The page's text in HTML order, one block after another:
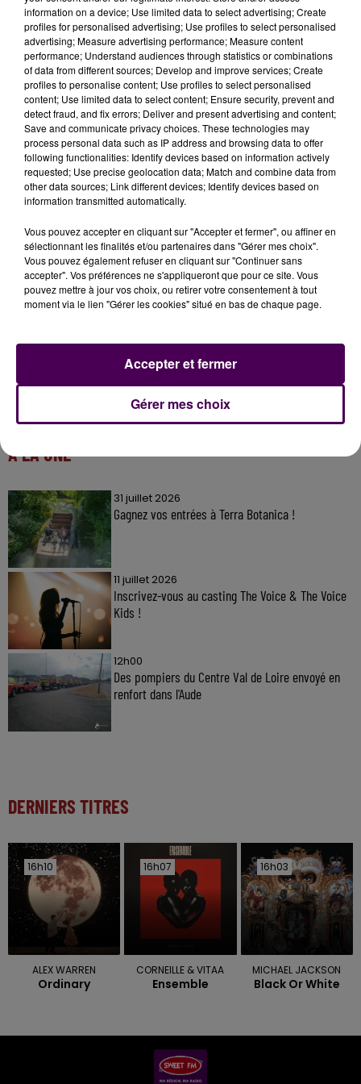
Concrètement, la création d’une halte à cet endroit
s’appuie sur la proximité de l’hôpital et de l’université,
la présence d’une ligne de tram, l’accessibilité directe
en train pour les voyageurs circulant sur les lignes Le
Mans – Alençon, Le Mans - Laval et Le Mans -
Château-du-Loir, mais aussi l’utilisation des
infrastructures existantes pour traverser la voie
ferrée en sécurité : passerelle pour piétons au nord et
passage souterrain avenue Rubillard au sud.
Les observations sur le projet sont à transmettre via
programmée au Mans, salle Pierre-Perret, rue
Averroes, le mardi 2 octobre à partir de 18h30.
À LA UNE
31 juillet 2026
Gagnez vos entrées à Terra Botanica !
11 juillet 2026
Inscrivez-vous au casting The Voice & The Voice
Kids !
12h00
Des pompiers du Centre Val de Loire envoyé en
renfort dans l'Aude
DERNIERS TITRES
16h10
16h10
ALEX WARREN
Ordinary
16h07
16h07
CORNEILLE & VITAA
Ensemble
16h03
16h03
MICHAEL JACKSON
Black Or White
information on a device; Use limited data to select advertising; Create
profiles for personalised advertising; Use profiles to select personalised
advertising; Measure advertising performance; Measure content
performance; Understand audiences through statistics or combinations
of data from different sources; Develop and improve services; Create
profiles to personalise content; Use profiles to select personalised
content; Use limited data to select content; Ensure security, prevent and
detect fraud, and fix errors; Deliver and present advertising and content;
Save and communicate privacy choices. These technologies may
process personal data such as IP address and browsing data to offer
following functionalities: Identify devices based on information actively
requested; Use precise geolocation data; Match and combine data from
other data sources; Link different devices; Identify devices based on
information transmitted automatically.
Vous pouvez accepter en cliquant sur "Accepter et fermer", ou affiner en
sélectionnant les finalités et/ou partenaires dans "Gérer mes choix".
Vous pouvez également refuser en cliquant sur "Continuer sans
accepter". Vos préférences ne s'appliqueront que pour ce site. Vous
pouvez mettre à jour vos choix, ou retirer votre consentement à tout
moment via le lien "Gérer les cookies" situé en bas de chaque page.
Gérer mes choix
Accepter et fermer